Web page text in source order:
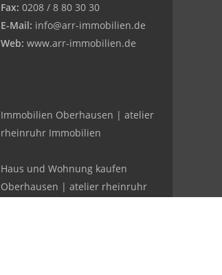
Fax: 0208 / 8 80 30 30
E-Mail: info@arr-immobilien.de
Web: www.arr-immobilien.de
Immobilien Oberhausen | atelier
rheinruhr Immobilien
Haus und Wohnung kaufen
Oberhausen | atelier rheinruhr